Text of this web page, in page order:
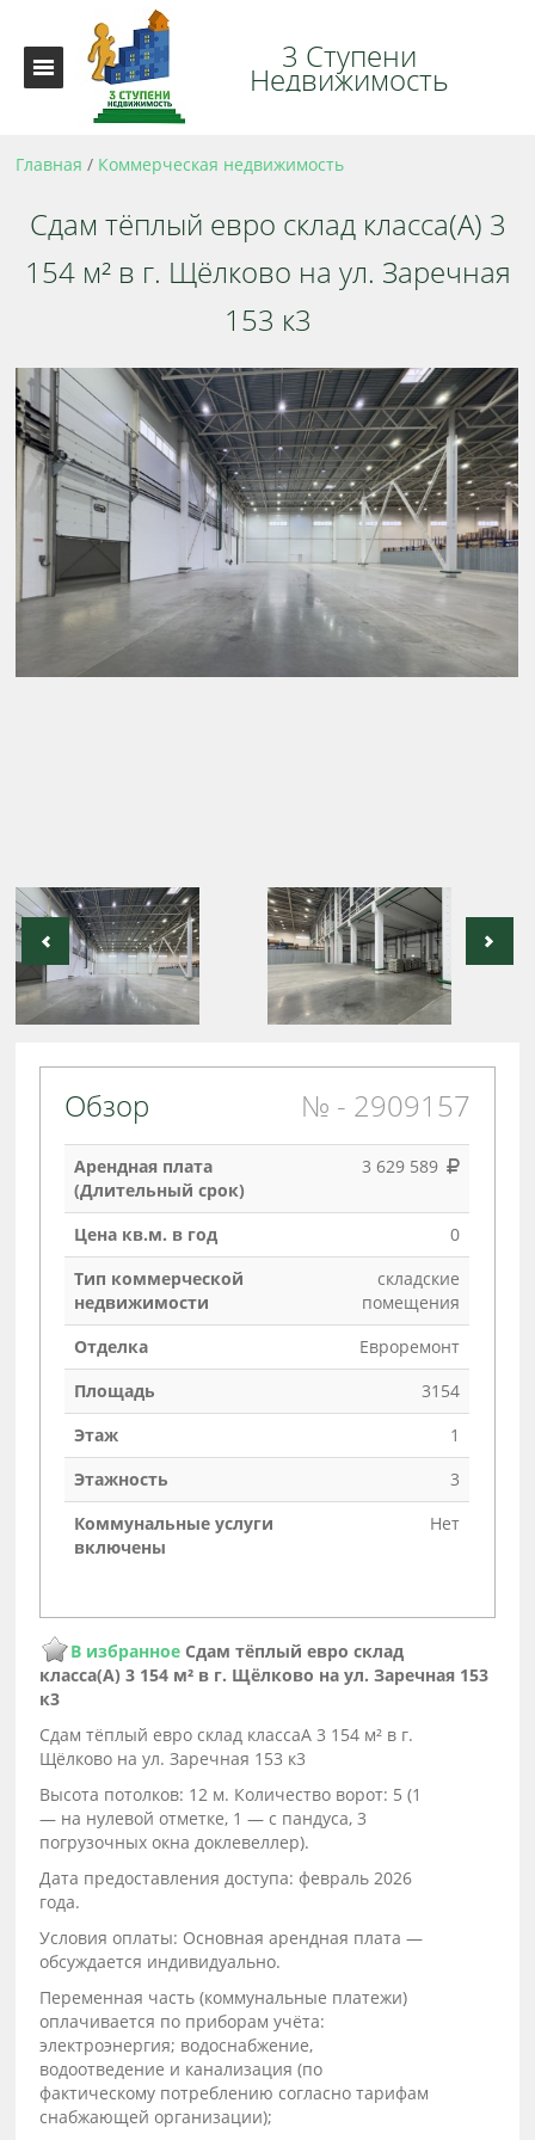
3 Ступени
Недвижимость
Главная / Коммерческая недвижимость
Сдам тёплый евро склад класса(А) 3
154 м² в г. Щёлково на ул. Заречная
153 к3
Обзор № - 2909157
Арендная плата
(Длительный срок)
3 629 589
Цена кв.м. в год
0
Тип коммерческой
недвижимости
складские
помещения
Отделка
Евроремонт
Площадь
3154
Этаж
1
Этажность
3
Коммунальные услуги
включены
Нет
В избранное Сдам тёплый евро склад
класса(А) 3 154 м² в г. Щёлково на ул. Заречная 153
к3
Сдам тёплый евро склад классаА 3 154 м² в г.
Щёлково на ул. Заречная 153 к3
Высота потолков: 12 м. Количество ворот: 5 (1
— на нулевой отметке, 1 — с пандуса, 3
погрузочных окна доклевеллер).
Дата предоставления доступа: февраль 2026
года.
Условия оплаты: Основная арендная плата —
обсуждается индивидуально.
Переменная часть (коммунальные платежи)
оплачивается по приборам учёта:
электроэнергия; водоснабжение,
водоотведение и канализация (по
фактическому потреблению согласно тарифам
снабжающей организации);